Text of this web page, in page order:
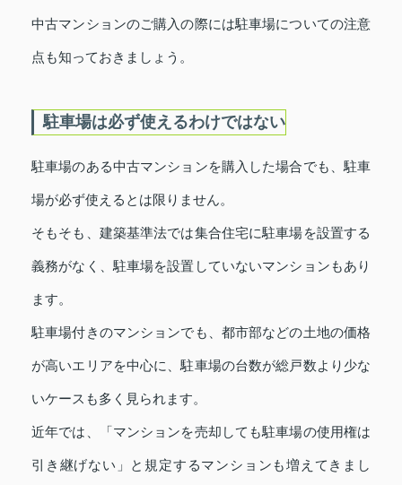
中古マンションのご購入の際には駐車場についての注意
点も知っておきましょう。
駐車場は必ず使えるわけではない
駐車場のある中古マンションを購入した場合でも、駐車
場が必ず使えるとは限りません。
そもそも、建築基準法では集合住宅に駐車場を設置する
義務がなく、駐車場を設置していないマンションもあり
ます。
駐車場付きのマンションでも、都市部などの土地の価格
が高いエリアを中心に、駐車場の台数が総戸数より少な
いケースも多く見られます。
近年では、「マンションを売却しても駐車場の使用権は
引き継げない」と規定するマンションも増えてきまし